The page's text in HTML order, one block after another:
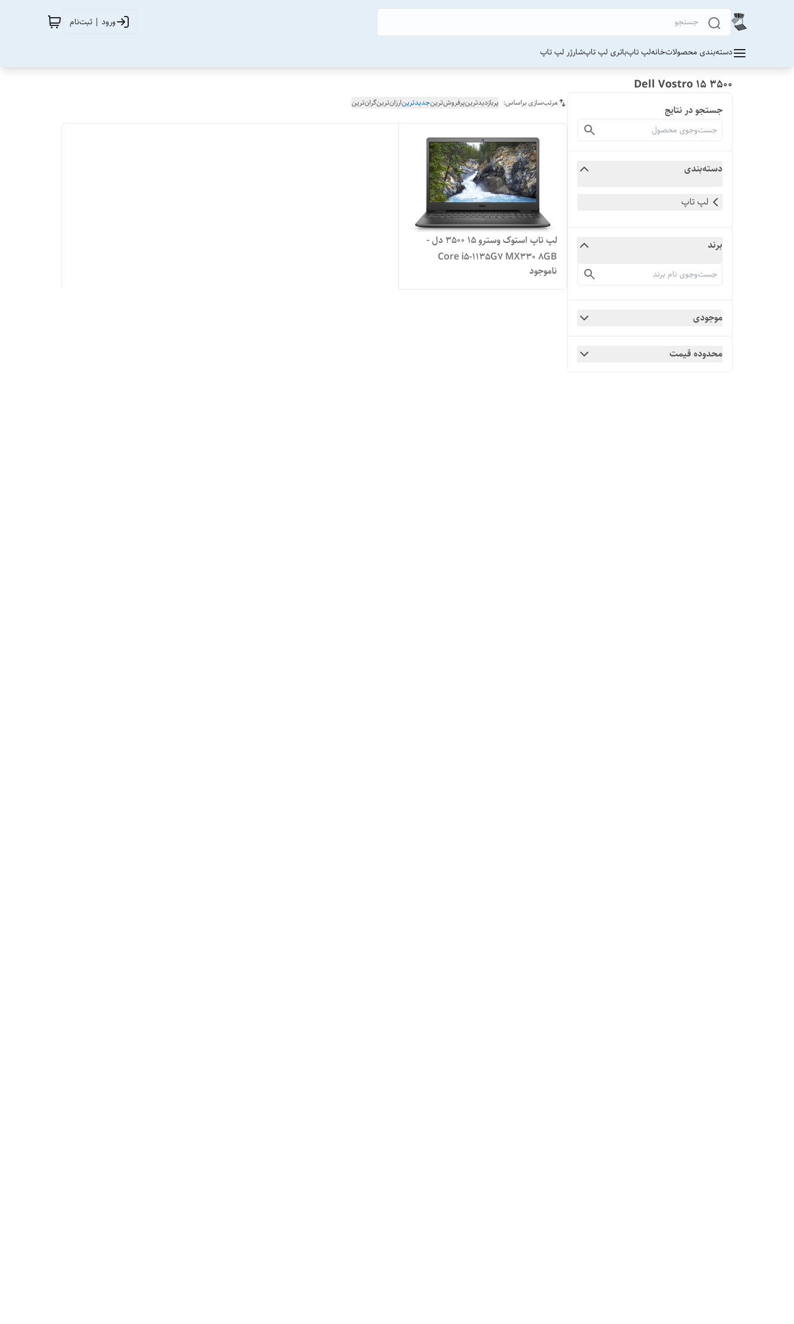
ورود | ثبت‌نام
دسته‌بندی محصولاتخانهلپ تاپباتری لپ تاپشارژر لپ تاپ
Dell Vostro 15 3500
جستجو در نتایج
دسته‌بندی
لپ تاپ
برند
موجودی
محدوده قیمت
مرتب‌سازی براساس: پربازدیدترینپرفروش‌ترینجدیدترینارزان‌ترینگران‌ترین
لپ تاپ استوک وسترو 15 3500 دل -
Core i5-1135G7 MX330 8GB
256GB
ناموجود